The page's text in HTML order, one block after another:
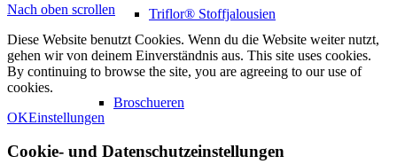
Triflor® Stoffjalousien
Broschueren
Nach oben scrollen
Diese Website benutzt Cookies. Wenn du die Website weiter nutzt,
gehen wir von deinem Einverständnis aus. This site uses cookies.
By continuing to browse the site, you are agreeing to our use of
cookies.
OKEinstellungen
Cookie- und Datenschutzeinstellungen